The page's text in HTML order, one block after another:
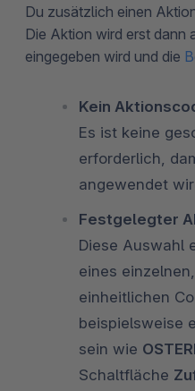
Du zusätzlich einen
Die Aktion wird erst dann
eingegeben wird und die
Kein
Es ist keine
erforderlich,
angewendet
Festgelegter
Diese Auswahl
eines
einheitlichen
beispielsweise
sein wie
Schaltfläche